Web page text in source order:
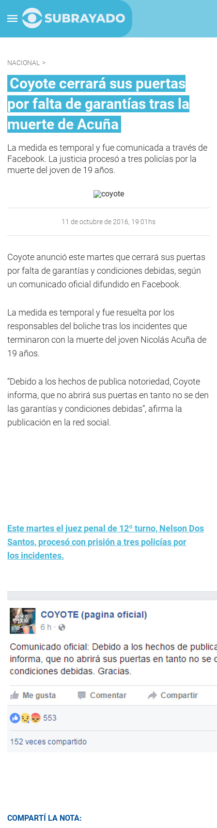
NACIONAL >
Coyote cerrará sus puertas
por falta de garantías tras la
muerte de Acuña
La medida es temporal y fue comunicada a través de
Facebook. La justicia procesó a tres policías por la
muerte del joven de 19 años.
11 de octubre de 2016, 19:01hs
Coyote anunció este martes que cerrará sus puertas
por falta de garantías y condiciones debidas, según
un comunicado oficial difundido en Facebook.
La medida es temporal y fue resuelta por los
responsables del boliche tras los incidentes que
terminaron con la muerte del joven Nicolás Acuña de
19 años.
“Debido a los hechos de publica notoriedad, Coyote
informa, que no abrirá sus puertas en tanto no se den
las garantías y condiciones debidas”, afirma la
publicación en la red social.
Este martes el juez penal de 12º turno, Nelson Dos
Santos, procesó con prisión a tres policías por
los incidentes.
COMPARTÍ LA NOTA: